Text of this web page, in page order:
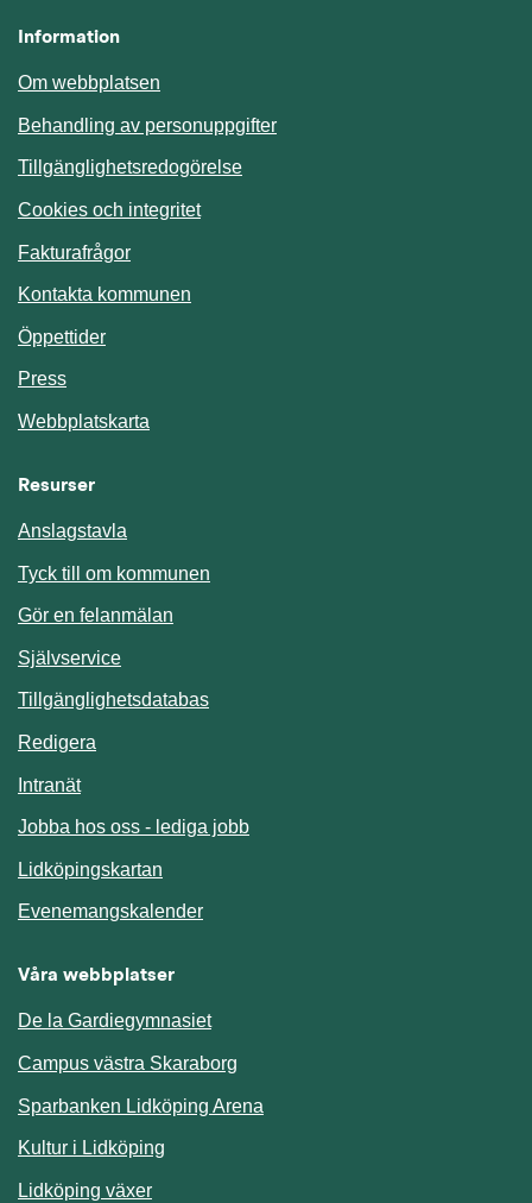
Information
Om webbplatsen
Behandling av personuppgifter
Tillgänglighetsredogörelse
Cookies och integritet
Fakturafrågor
Kontakta kommunen
Öppettider
Press
Webbplatskarta
Resurser
Anslagstavla
Tyck till om kommunen
Gör en felanmälan
SjälvserviceLänk till annan webbplats.
TillgänglighetsdatabasLänk till annan webbplats.
Redigera
IntranätLänk till annan webbplats.
Jobba hos oss - lediga jobb
Lidköpingskartan
EvenemangskalenderLänk till annan webbplats.
Våra webbplatser
De la Gardiegymnasiet
Campus västra Skaraborg
Sparbanken Lidköping Arena
Kultur i Lidköping
Lidköping växer